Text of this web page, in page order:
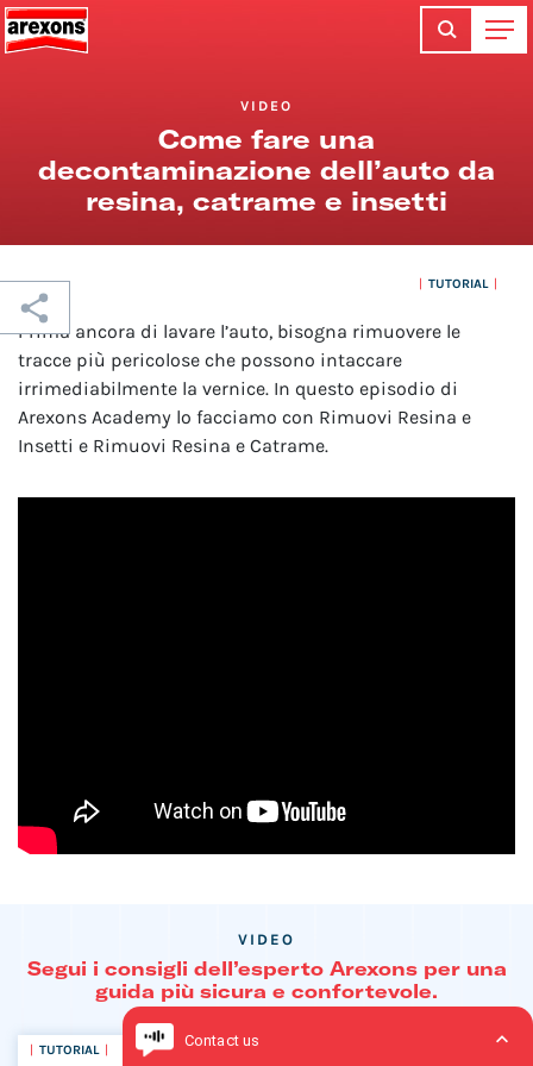
VIDEO
Come fare una
decontaminazione dell’auto da
resina, catrame e insetti
TUTORIAL
Prima ancora di lavare l’auto, bisogna rimuovere le
tracce più pericolose che possono intaccare
irrimediabilmente la vernice. In questo episodio di
Arexons Academy lo facciamo con Rimuovi Resina e
Insetti e Rimuovi Resina e Catrame.
VIDEO
Segui i consigli dell’esperto Arexons per una
guida più sicura e confortevole.
TUTORIAL